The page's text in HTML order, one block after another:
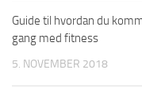
Guide til hvordan du
gang med fitness
5. NOVEMBER 2018